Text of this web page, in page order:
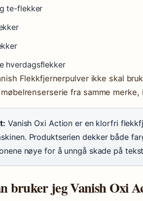
te-flekker
hverdagsflekker
Flekkfjernerpulver ikke skal
fra samme merke,
Vanish Oxi Action er en klorfri
Produktserien dekker både
nøye for å unngå skade på
bruker jeg Vanish Oxi